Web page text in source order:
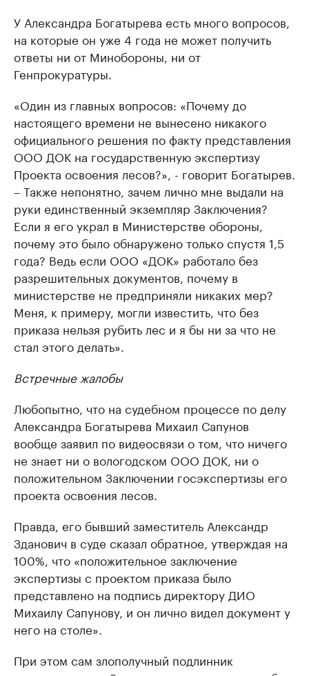
У Александра Богатырева есть много вопросов,
на которые он уже 4 года не может получить
ответы ни от Минобороны, ни от
Генпрокуратуры.
«Один из главных вопросов: «Почему до
настоящего времени не вынесено никакого
официального решения по факту представления
ООО ДОК на государственную экспертизу
Проекта освоения лесов?», - говорит Богатырев.
– Также непонятно, зачем лично мне выдали на
руки единственный экземпляр Заключения?
Если я его украл в Министерстве обороны,
почему это было обнаружено только спустя 1,5
года? Ведь если ООО «ДОК» работало без
разрешительных документов, почему в
министерстве не предприняли никаких мер?
Меня, к примеру, могли известить, что без
приказа нельзя рубить лес и я бы ни за что не
стал этого делать».
Встречные жалобы
Любопытно, что на судебном процессе по делу
Александра Богатырева Михаил Сапунов
вообще заявил по видеосвязи о том, что ничего
не знает ни о вологодском ООО ДОК, ни о
положительном Заключении госэкспертизы его
проекта освоения лесов.
Правда, его бывший заместитель Александр
Зданович в суде сказал обратное, утверждая на
100%, что «положительное заключение
экспертизы с проектом приказа было
представлено на подпись директору ДИО
Михаилу Сапунову, и он лично видел документ у
него на столе».
При этом сам злополучный подлинник